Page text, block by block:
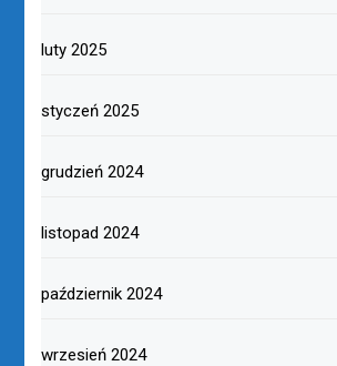
luty 2025
styczeń 2025
grudzień 2024
listopad 2024
październik 2024
wrzesień 2024